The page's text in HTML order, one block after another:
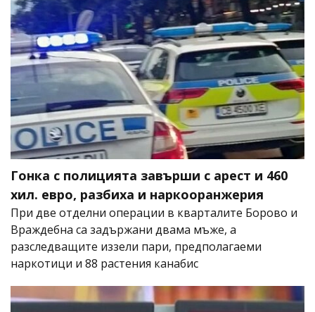
Гонка с полицията завърши с арест и 460
хил. евро, разбиха и наркооранжерия
При две отделни операции в кварталите Борово и
Враждебна са задържани двама мъже, а
разследващите иззели пари, предполагаеми
наркотици и 88 растения канабис